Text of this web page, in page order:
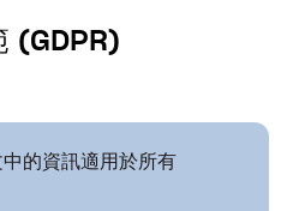
(GDPR)
的資訊適用於所有